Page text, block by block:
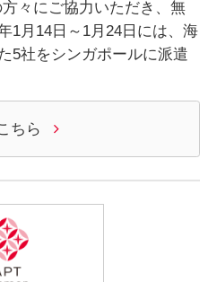
々にご協力いただき、無
月14日～1月24日には、海
5社をシンガポールに派遣
ちら